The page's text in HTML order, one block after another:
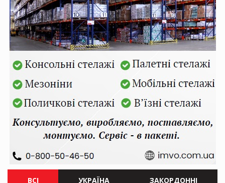
ВСІ УКРАЇНА ЗАКОРДОННІ